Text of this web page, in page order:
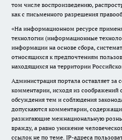
том числе воспроизведению,
как с письменного разрешения
«На информационном ресурсе
технологии (информационные
информации на основе сбора,
относящихся к предпочтениям
находящихся на территории
Администрация портала оставляет за
комментарии, исходя из соображений
обсуждения тем и соблюдения
допускаются комментарии,
разжигающие межнациональную
вражду, а равно унижение
ссылок не по теме. IP-адреса